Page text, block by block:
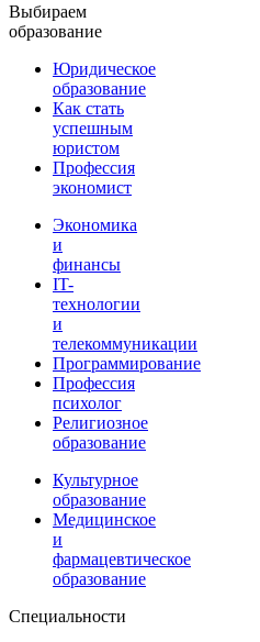
Выбираем
образование
Юридическое
образование
Как стать
успешным
юристом
Профессия
экономист
Экономика
и
финансы
IT-
технологии
и
телекоммуникации
Программирование
Профессия
психолог
Религиозное
образование
Культурное
образование
Медицинское
и
фармацевтическое
образование
Специальности